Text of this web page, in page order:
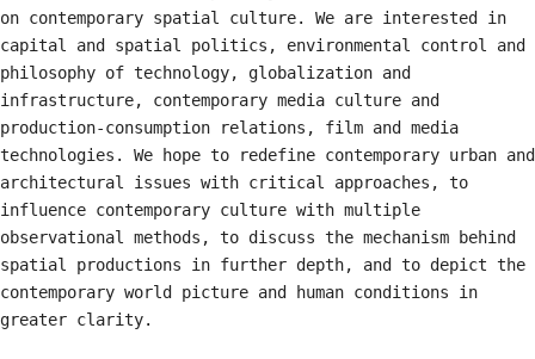
on contemporary spatial culture. We are interested in
capital and spatial politics, environmental control and
philosophy of technology, globalization and
infrastructure, contemporary media culture and
production-consumption relations, film and media
technologies. We hope to redefine contemporary urban and
architectural issues with critical approaches, to
influence contemporary culture with multiple
observational methods, to discuss the mechanism behind
spatial productions in further depth, and to depict the
contemporary world picture and human conditions in
greater clarity.